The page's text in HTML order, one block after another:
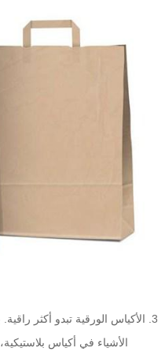
3. الأكياس الورقية تبدو أكثر
الأشياء في أكياس